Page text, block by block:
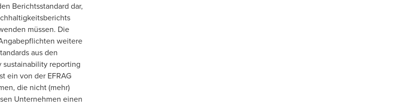
Berichtsstandard dar,
müssen. Die
weitere
aus den
sustainability reporting
ein von der EFRAG
die nicht (mehr)
Unternehmen einen